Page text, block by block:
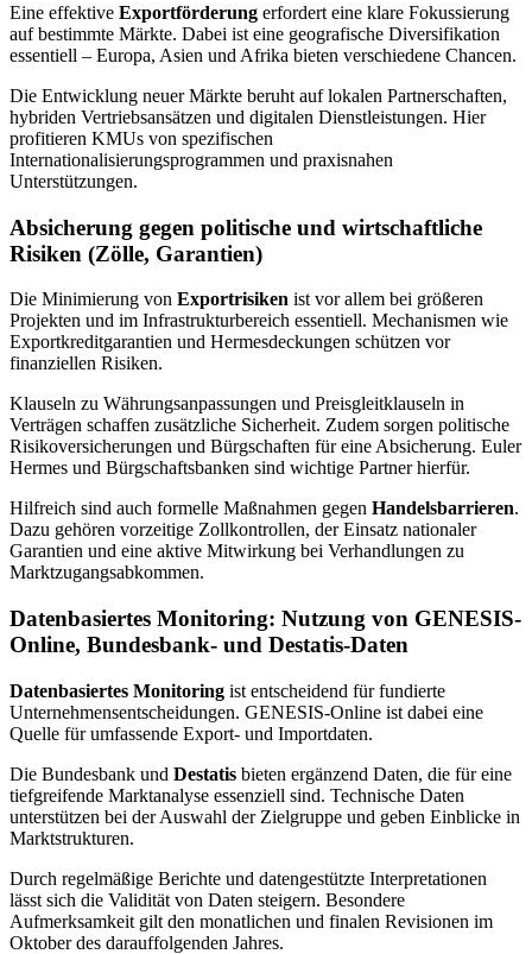
Eine effektive Exportförderung erfordert eine klare Fokussierung
auf bestimmte Märkte. Dabei ist eine geografische Diversifikation
essentiell – Europa, Asien und Afrika bieten verschiedene Chancen.
Die Entwicklung neuer Märkte beruht auf lokalen Partnerschaften,
hybriden Vertriebsansätzen und digitalen Dienstleistungen. Hier
profitieren KMUs von spezifischen
Internationalisierungsprogrammen und praxisnahen
Unterstützungen.
Absicherung gegen politische und wirtschaftliche
Risiken (Zölle, Garantien)
Die Minimierung von Exportrisiken ist vor allem bei größeren
Projekten und im Infrastrukturbereich essentiell. Mechanismen wie
Exportkreditgarantien und Hermesdeckungen schützen vor
finanziellen Risiken.
Klauseln zu Währungsanpassungen und Preisgleitklauseln in
Verträgen schaffen zusätzliche Sicherheit. Zudem sorgen politische
Risikoversicherungen und Bürgschaften für eine Absicherung. Euler
Hermes und Bürgschaftsbanken sind wichtige Partner hierfür.
Hilfreich sind auch formelle Maßnahmen gegen Handelsbarrieren.
Dazu gehören vorzeitige Zollkontrollen, der Einsatz nationaler
Garantien und eine aktive Mitwirkung bei Verhandlungen zu
Marktzugangsabkommen.
Datenbasiertes Monitoring: Nutzung von GENESIS-
Online, Bundesbank- und Destatis-Daten
Datenbasiertes Monitoring ist entscheidend für fundierte
Unternehmensentscheidungen. GENESIS-Online ist dabei eine
Quelle für umfassende Export- und Importdaten.
Die Bundesbank und Destatis bieten ergänzend Daten, die für eine
tiefgreifende Marktanalyse essenziell sind. Technische Daten
unterstützen bei der Auswahl der Zielgruppe und geben Einblicke in
Marktstrukturen.
Durch regelmäßige Berichte und datengestützte Interpretationen
lässt sich die Validität von Daten steigern. Besondere
Aufmerksamkeit gilt den monatlichen und finalen Revisionen im
Oktober des darauffolgenden Jahres.